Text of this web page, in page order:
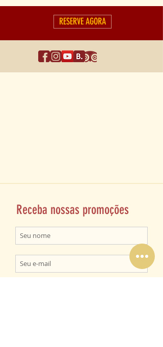
RESERVE AGORA
Receba nossas promoções